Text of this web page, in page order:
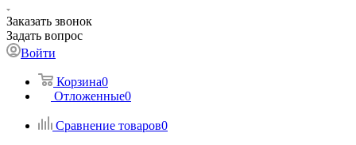
Заказать звонок
Задать вопрос
Войти
Корзина0
Отложенные0
Сравнение товаров0